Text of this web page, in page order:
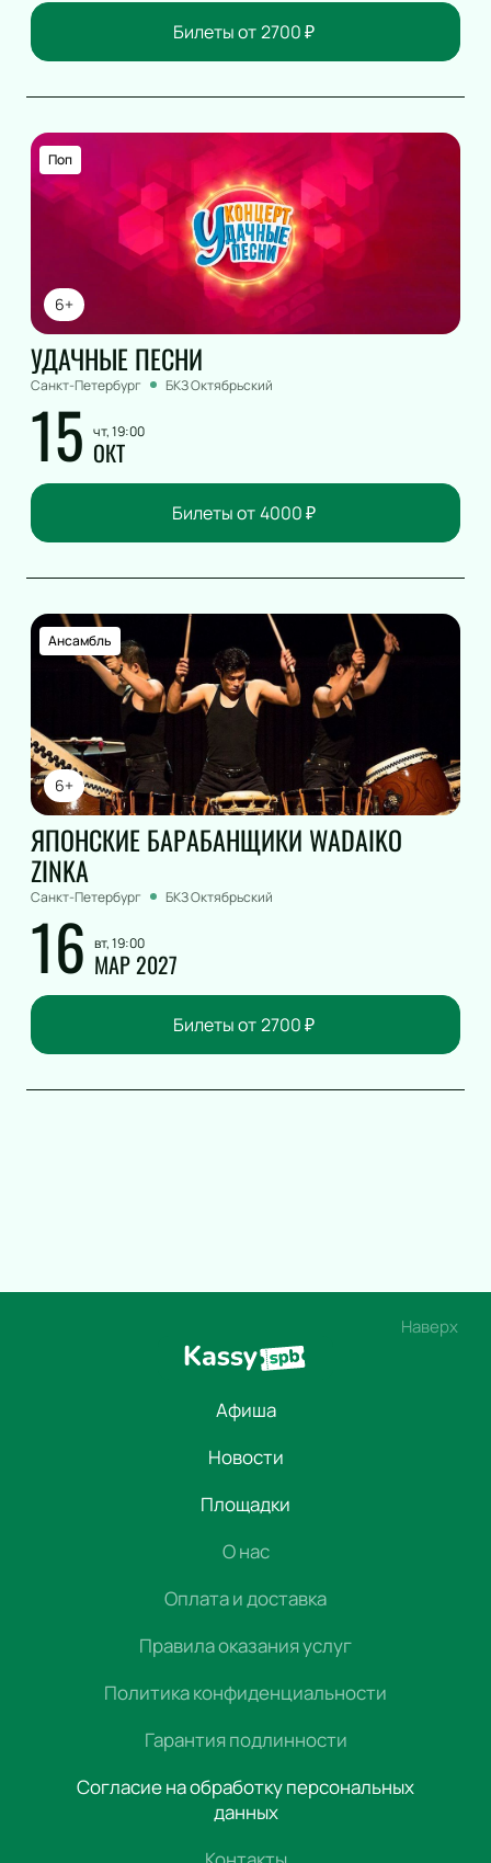
Билеты от 2700₽
6+
Поп
УДАЧНЫЕ ПЕСНИ
Санкт-Петербург БКЗ Октябрьский
15 чт, 19:00
ОКТ
Билеты от 4000₽
6+
Ансамбль
ЯПОНСКИЕ БАРАБАНЩИКИ WADAIKO
ZINKA
Санкт-Петербург БКЗ Октябрьский
16 вт, 19:00
МАР 2027
Билеты от 2700₽
Наверх
Афиша
Новости
Площадки
О нас
Оплата и доставка
Правила оказания услуг
Политика конфиденциальности
Гарантия подлинности
Согласие на обработку персональных
данных